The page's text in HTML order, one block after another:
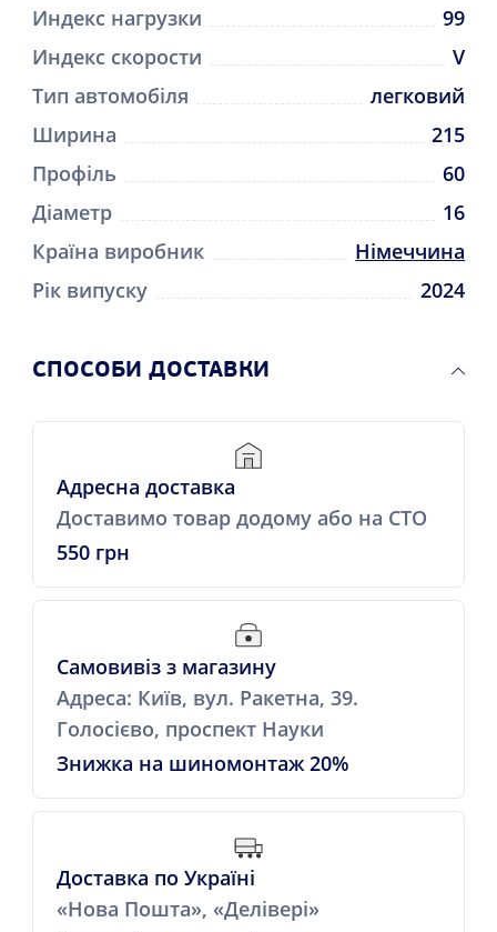
Индекс нагрузки
99
Индекс скорости
V
Тип автомобіля
легковий
Ширина
215
Профіль
60
Діаметр
16
Країна виробник
Німеччина
Рік випуску
2024
СПОСОБИ ДОСТАВКИ
Адресна доставка
Доставимо товар додому або на СТО
550 грн
Самовивіз з магазину
Адреса: Київ, вул. Ракетна, 39.
Голосієво, проспект Науки
Знижка на шиномонтаж 20%
Доставка по Україні
«Нова Пошта», «Делівері»